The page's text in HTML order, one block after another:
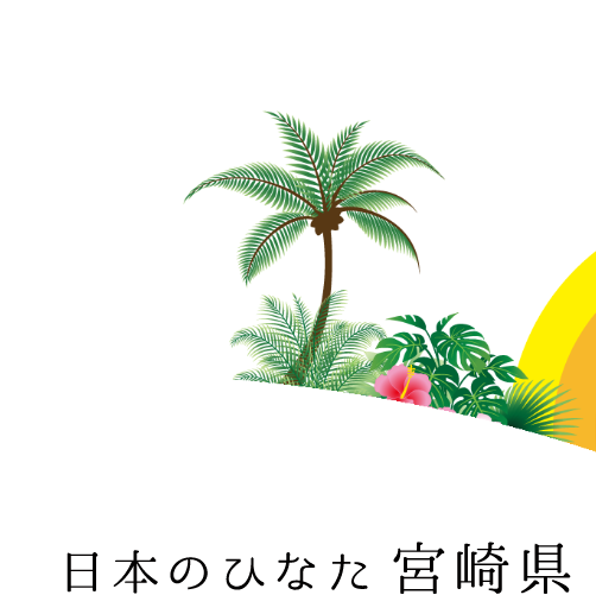
日本のひなた 宮崎県 MIYAZAKI PREFECTURE